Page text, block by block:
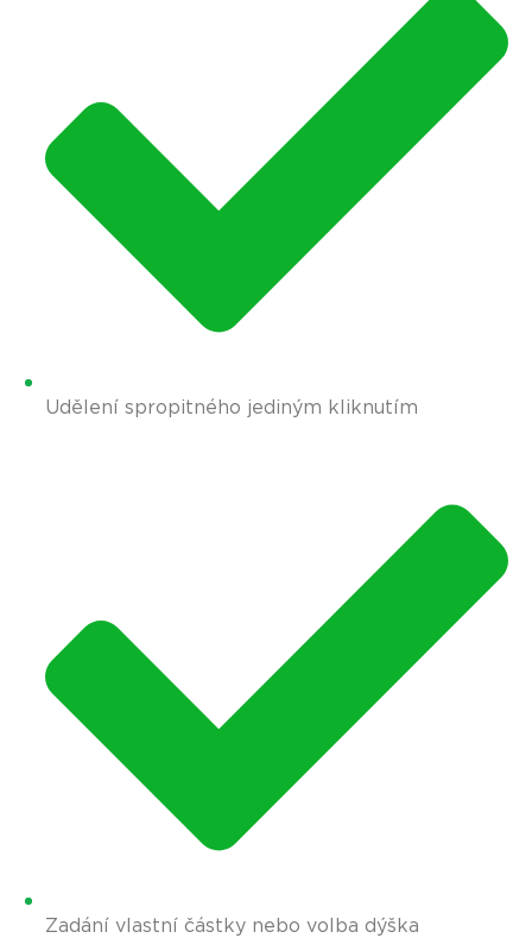
Udělení spropitného jediným kliknutím
Zadání vlastní částky nebo volba dýška